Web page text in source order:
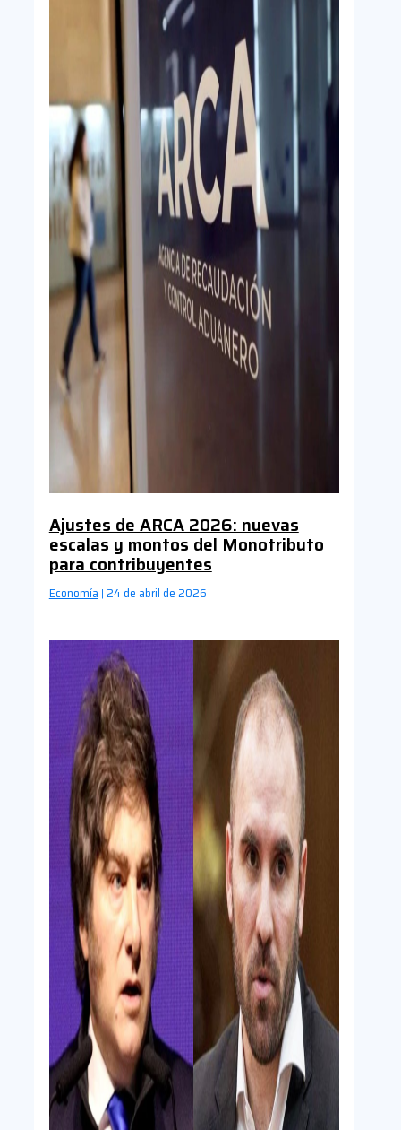
Ajustes de ARCA 2026: nuevas
escalas y montos del Monotributo
para contribuyentes
Economía | 24 de abril de 2026